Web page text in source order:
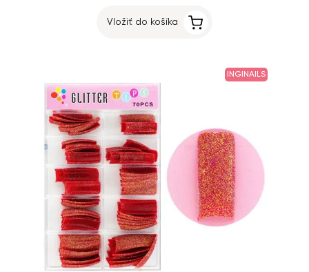
Vložiť do košíka
INGINAILS